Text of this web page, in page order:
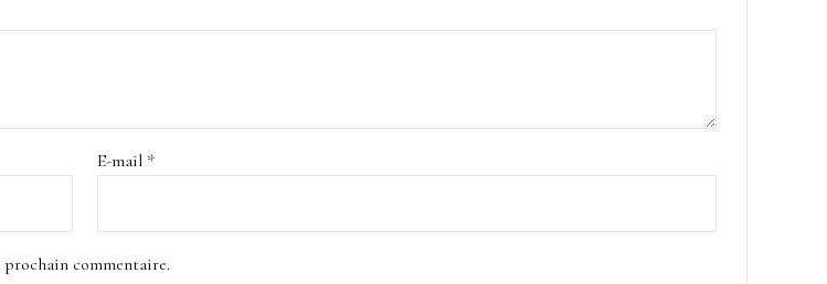
E-mail *
commentaire.